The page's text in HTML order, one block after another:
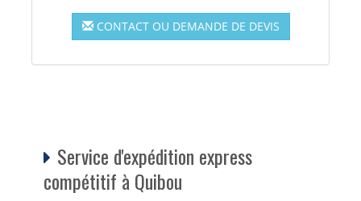
CONTACT OU DEMANDE DE DEVIS
Service d'expédition express
compétitif à Quibou